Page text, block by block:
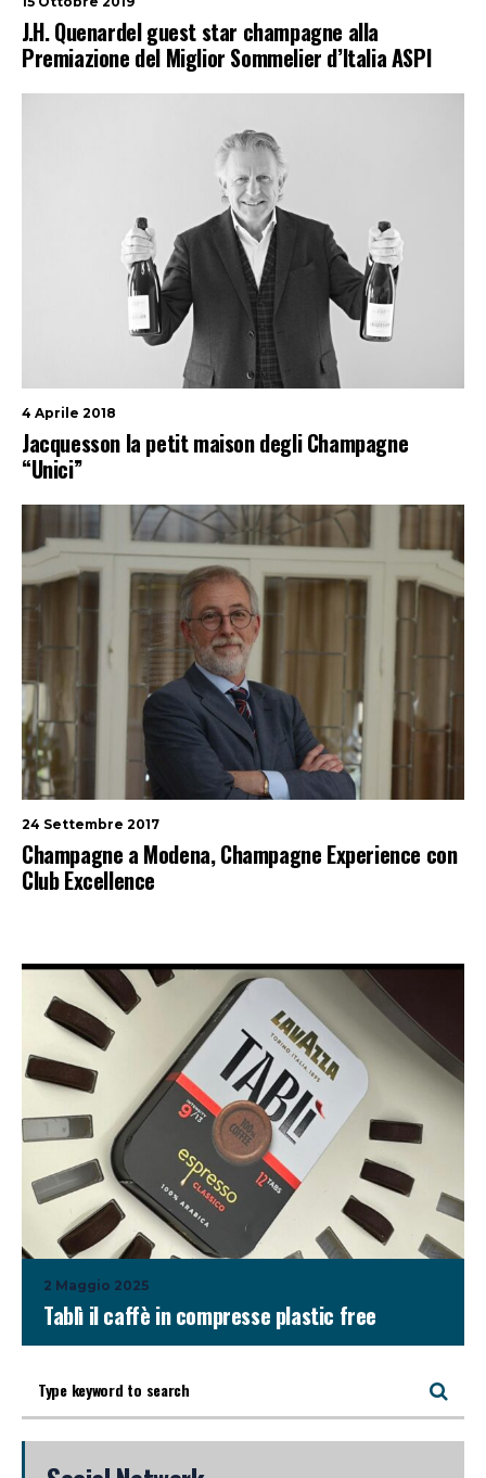
J.H. Quenardel guest star champagne alla
Premiazione del Miglior Sommelier d’Italia ASPI
4 Aprile 2018
Jacquesson la petit maison degli Champagne
“Unici”
24 Settembre 2017
Champagne a Modena, Champagne Experience con
Club Excellence
2 Maggio 2025
Tablì il caffè in compresse plastic free